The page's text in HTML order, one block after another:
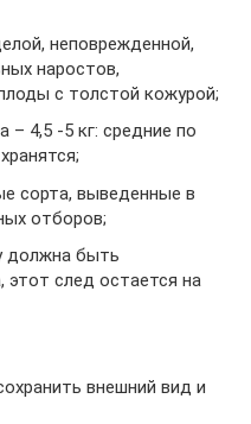
неповрежденной,
наростов,
с толстой кожурой;
– 4,5 -5 кг: средние по
сорта, выведенные в
отборов;
должна быть
этот след остается на
внешний вид и